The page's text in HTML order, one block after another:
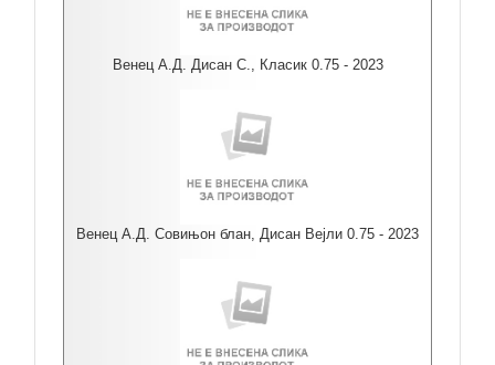
Венец А.Д. Дисан С., Класик 0.75 - 2023
Венец А.Д. Совињон блан, Дисан Вејли 0.75 - 2023